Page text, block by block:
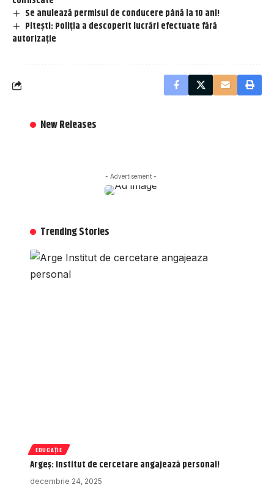
Se anulează permisul de conducere până la 10 ani!
Pitești: Poliția a descoperit lucrări efectuate fără
autorizație
New Releases
- Advertisement -
Trending Stories
EDUCAȚIE
Argeș: Institut de cercetare angajează personal!
decembrie 24, 2025